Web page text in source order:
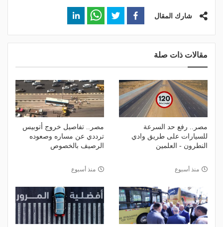
شارك المقال
مقالات ذات صلة
مصر.. رفع حد السرعة
للسيارات على طريق وادي
النطرون - العلمين
منذ أسبوع
مصر.. تفاصيل خروج أتوبيس
ترددي عن مساره وصعوده
الرصيف بالخصوص
منذ أسبوع